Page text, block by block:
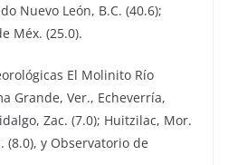
Nuevo León, B.C. (40.6);
Méx. (25.0).
El Molinito Río
Grande, Ver., Echeverría,
Zac. (7.0); Huitzilac, Mor.
(8.0), y Observatorio de